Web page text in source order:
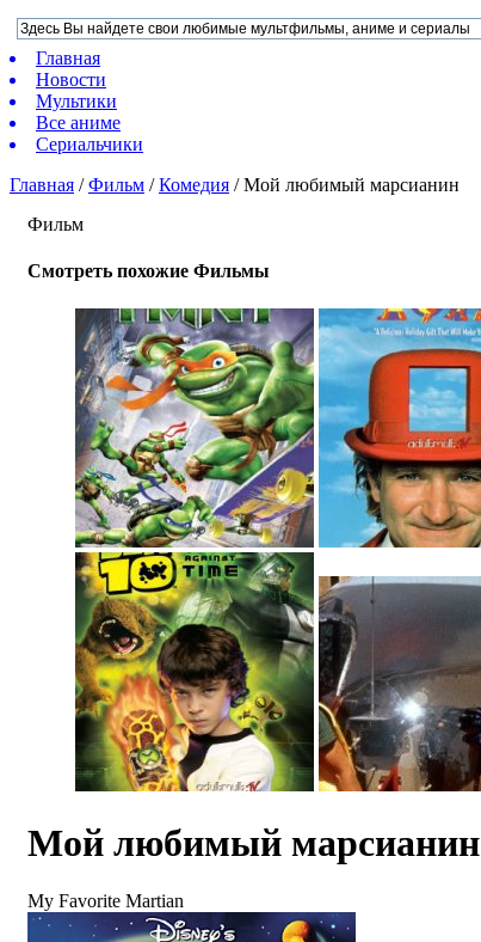
Главная
Новости
Мультики
Все аниме
Сериальчики
Главная /Фильм /Комедия /Мой любимый марсианин
Фильм
Смотреть похожие Фильмы
Мой любимый марсианин
My Favorite Martian